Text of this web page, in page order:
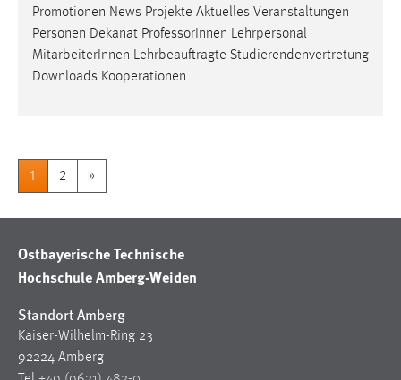
Promotionen News Projekte Aktuelles Veranstaltungen
Personen Dekanat ProfessorInnen Lehrpersonal
MitarbeiterInnen Lehrbeauftragte Studierendenvertretung
Downloads Kooperationen
1 2 »
Ostbayerische Technische
Hochschule Amberg-Weiden
Standort Amberg
Kaiser-Wilhelm-Ring 23
92224 Amberg